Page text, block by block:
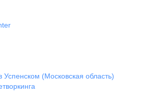
Успенском (Московская область)